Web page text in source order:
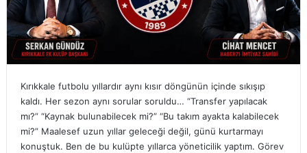
Kırıkkale futbolu yıllardır aynı kısır döngünün içinde sıkışıp
kaldı. Her sezon aynı sorular soruldu… “Transfer yapılacak
mı?” “Kaynak bulunabilecek mi?” “Bu takım ayakta kalabilecek
mi?” Maalesef uzun yıllar geleceği değil, günü kurtarmayı
konuştuk. Ben de bu kulüpte yıllarca yöneticilik yaptım. Görev